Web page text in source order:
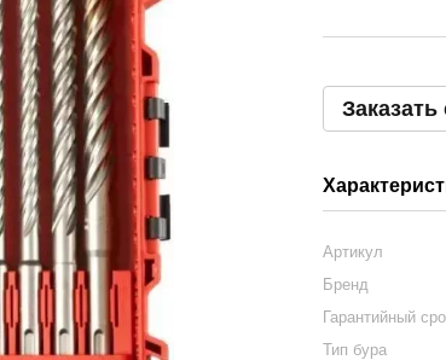
Артикул
Бренд
Гарантийный
Тип бура